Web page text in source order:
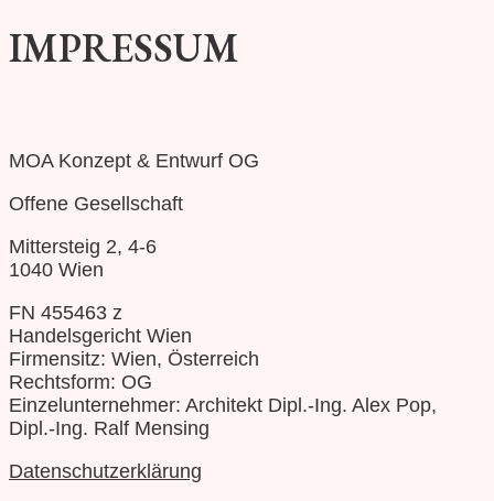
IMPRESSUM
MOA Konzept & Entwurf OG
Offene Gesellschaft
Mittersteig 2, 4-6
1040 Wien
FN 455463 z
Handelsgericht Wien
Firmensitz: Wien, Österreich
Rechtsform: OG
Einzelunternehmer: Architekt Dipl.-Ing. Alex Pop,
Dipl.-Ing. Ralf Mensing
Datenschutzerklärung